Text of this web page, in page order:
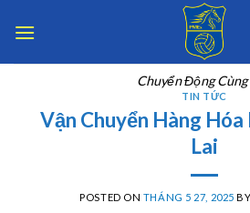
Chuyển Động Cùng
TIN TỨC
Vận Chuyển Hàng
Lai
POSTED ON THÁNG 5 27, 2025